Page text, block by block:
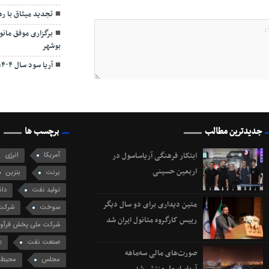
تجدید میثاق با
برگزاری موفق
بوشهر
آریا سود سال ۱۴۰۴ را از طریق سجام واریز کرد
جدیدترین مطالب
ابتکار فرهنگی آریاساسول در
اربعین حسینی
متین دیداری برای دو سال دیگر
رییس کارگروه متانول ایران شد
صورت‌های مالی سه‌ماهه
برچسب ها
آمریکا
انرژی
برنت
بنزین
تولید نفت
سوخت
شرکت ملی پخش
صنعت نفت
مجلس